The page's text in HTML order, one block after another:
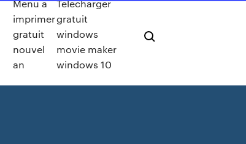
Menu à
imprimer
gratuit
nouvel
an
Telecharger
gratuit
windows
movie maker
windows 10